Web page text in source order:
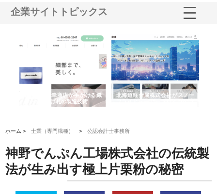
企業サイトトピックス
有限会社松幸商店が手がける織
ネームと下げ札の製造技術
北海道軽金属株式会社がスノー
ホーム >士業（専門職種） >公認会計士事務所
神野でんぷん工場株式会社の伝統製
法が生み出す極上片栗粉の秘密